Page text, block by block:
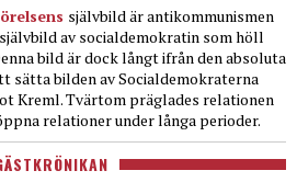
självbild är antikommunismen
av socialdemokratin som höll
bild är dock långt ifrån den absoluta
sätta bilden av Socialdemokraterna
Kreml. Tvärtom präglades relationen
relationer under långa perioder.